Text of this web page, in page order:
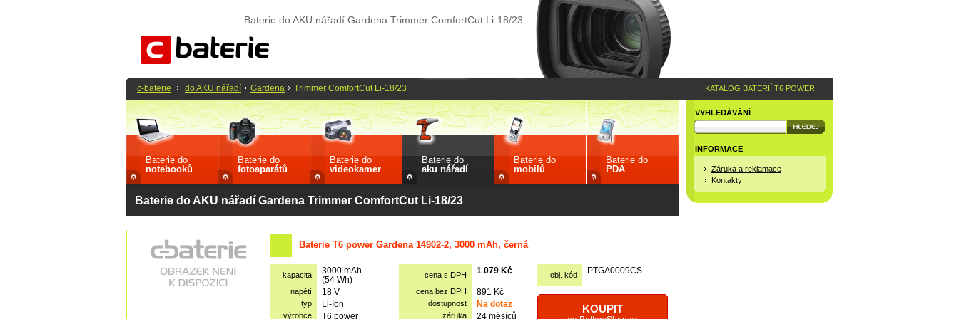
Baterie do AKU nářadí Gardena Trimmer ComfortCut Li-18/23
Baterie do
notebooků
Baterie do
fotoaparátů
Baterie do
videokamer
Baterie do
aku nářadí
Baterie do
mobilů
Baterie do
PDA
Baterie do AKU nářadí Gardena Trimmer ComfortCut Li-18/23
Baterie T6 power Gardena 14902-2, 3000 mAh, černá
kapacita
3000 mAh
(54 Wh)
cena s DPH 1 079 Kč obj. kód PTGA0009CS
napětí 18 V cena bez DPH 891 Kč
KOUPIT
typ Li-Ion dostupnost Na dotaz
výrobce T6 power záruka 24 měsíců
VYHLEDÁVÁNÍ
INFORMACE
Záruka a reklamace
Kontakty
c-baterie do AKU nářadí Gardena Trimmer ComfortCut Li-18/23 KATALOG BATERIÍ T6 POWER